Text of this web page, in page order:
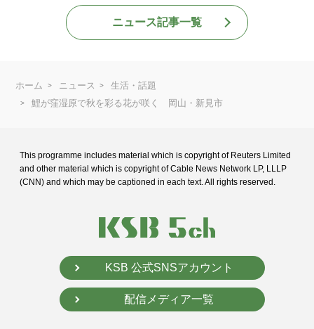
ニュース記事一覧
ホーム ニュース
生活・話題
鯉が窪湿原で秋を彩る花が咲く 岡山・新見市
This programme includes material which is copyright of Reuters Limited
and other material which is copyright of Cable News Network LP, LLLP
(CNN) and which may be captioned in each text. All rights reserved.
KSB 公式SNSアカウント
配信メディア一覧